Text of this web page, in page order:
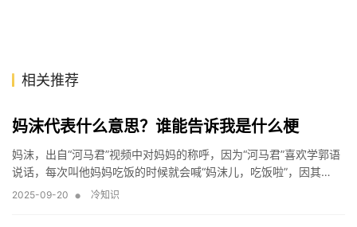
相关推荐
妈沫代表什么意思？谁能告诉我是什么梗
妈沫，出自“河马君”视频中对妈妈的称呼，因为“河马君”喜欢学郭语
说话，每次叫他妈妈吃饭的时候就会喊“妈沫儿，吃饭啦”，因其…
2025-09-20 • 冷知识